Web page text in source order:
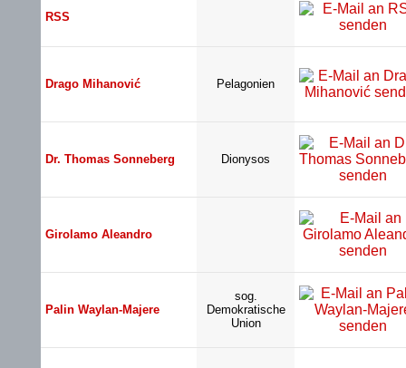
RSS
Drago Mihanović Pelagonien
Dr. Thomas Sonneberg Dionysos
Girolamo Aleandro
Palin Waylan-Majere
sog.
Demokratische
Union